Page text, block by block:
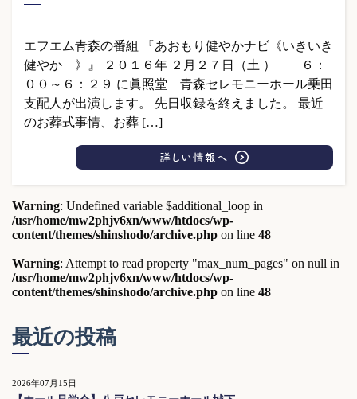
エフエム青森の番組 『あおもり健やかナビ《いきいき
健やか 》』 ２０１６年 ２月２７日（土 ） ６：
００～６：２９ に眞照堂 青森セレモニーホール乗田
支配人が出演します。 先日収録を終えました。 最近
のお葬式事情、お葬 […]
Warning: Undefined variable $additional_loop in
/usr/home/mw2phjv6xn/www/htdocs/wp-
content/themes/shinshodo/archive.php on line 48
Warning: Attempt to read property "max_num_pages" on null in
/usr/home/mw2phjv6xn/www/htdocs/wp-
content/themes/shinshodo/archive.php on line 48
最近の投稿
2026年07月15日